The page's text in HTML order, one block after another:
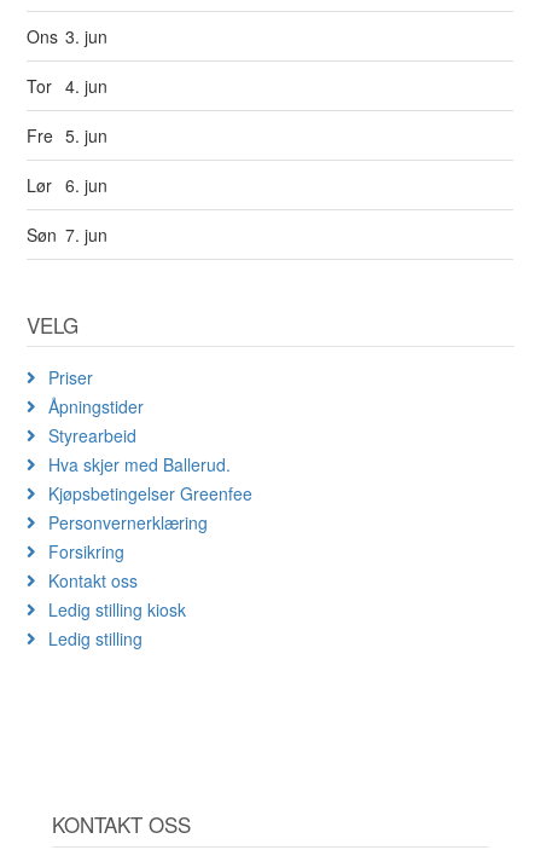
Ons 3. jun
Tor 4. jun
Fre 5. jun
Lør 6. jun
Søn 7. jun
VELG
Priser
Åpningstider
Styrearbeid
Hva skjer med Ballerud.
Kjøpsbetingelser Greenfee
Personvernerklæring
Forsikring
Kontakt oss
Ledig stilling kiosk
Ledig stilling
KONTAKT OSS